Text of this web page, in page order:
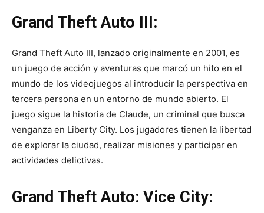
Grand Theft Auto III:
Grand Theft Auto III, lanzado originalmente en 2001, es
un juego de acción y aventuras que marcó un hito en el
mundo de los videojuegos al introducir la perspectiva en
tercera persona en un entorno de mundo abierto. El
juego sigue la historia de Claude, un criminal que busca
venganza en Liberty City. Los jugadores tienen la libertad
de explorar la ciudad, realizar misiones y participar en
actividades delictivas.
Grand Theft Auto: Vice City: